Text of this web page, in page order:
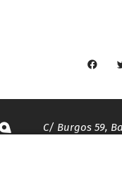
C/ Burgos 59,